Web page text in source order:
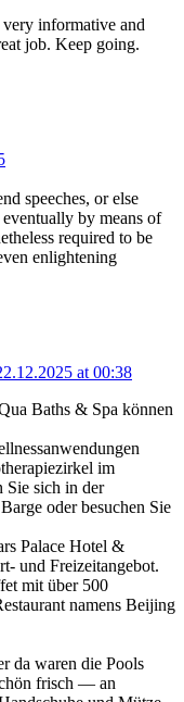
informative and
job. Keep going.
speeches, or else
by means of
required to be
enlightening
at 00:38
Baths & Spa können
im
Sie sich in der
oder besuchen Sie
Palace Hotel &
und Freizeitangebot.
mit über 500
namens Beijing
da waren die Pools
frisch — an